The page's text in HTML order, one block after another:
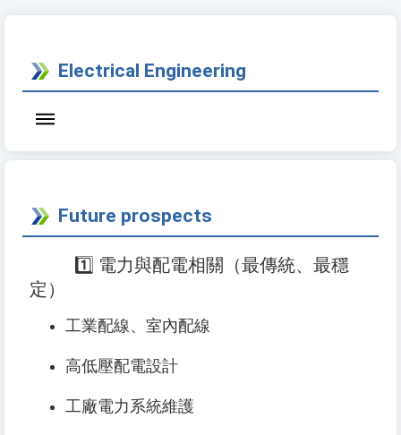
Electrical Engineering
Future prospects
1️⃣ 電力與配電相關（最傳統、最穩
定）
工業配線、室內配線
高低壓配電設計
工廠電力系統維護